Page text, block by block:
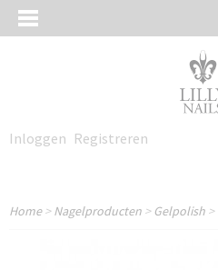
Inloggen Registreren
Home>Nagelproducten > Gelpolish >